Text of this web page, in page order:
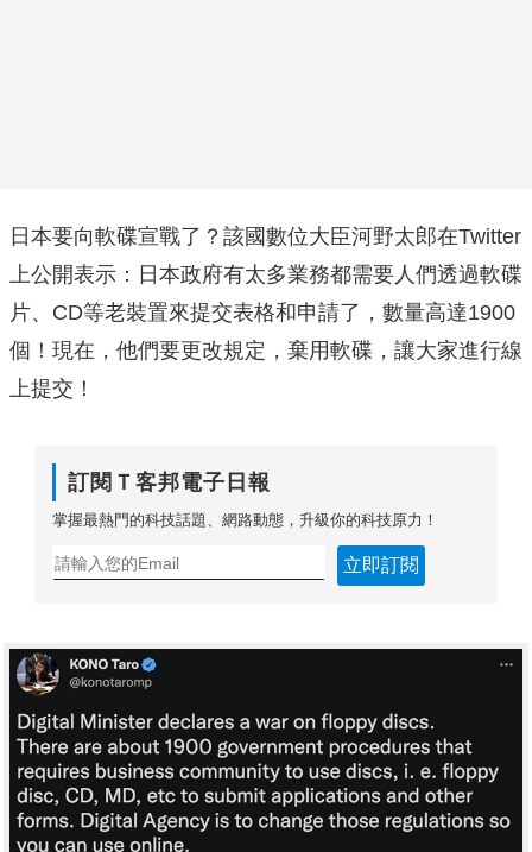
日本要向軟碟宣戰了？該國數位大臣河野太郎在Twitter
上公開表示：日本政府有太多業務都需要人們透過軟碟
片、CD等老裝置來提交表格和申請了，數量高達1900
個！現在，他們要更改規定，棄用軟碟，讓大家進行線
上提交！
訂閱Ｔ客邦電子日報
掌握最熱門的科技話題、網路動態，升級你的科技原力！
立即訂閱